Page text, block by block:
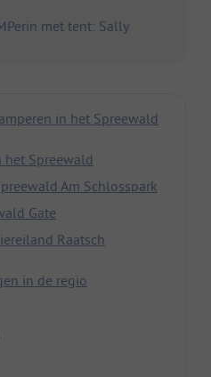
met tent: Sally
in het Spreewald
Spreewald
Am Schlosspark
Gate
Raatsch
in de regio